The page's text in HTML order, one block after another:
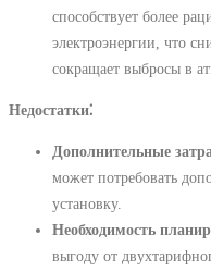
способствует более
электроэнергии, что
сокращает выбросы в
Недостатки⁚
Дополнительные
может потребовать
установку.
Необходимость
выгоду от